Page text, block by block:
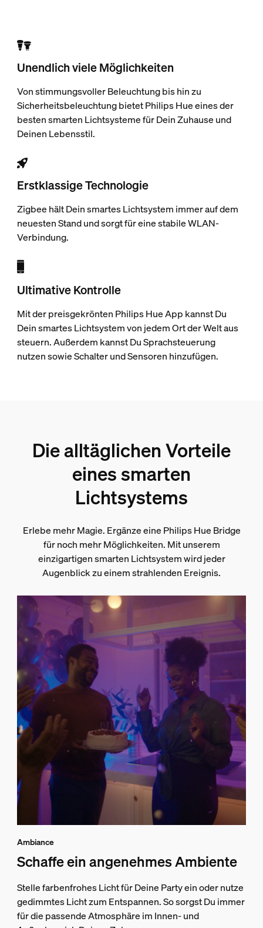
Unendlich viele Möglichkeiten
Von stimmungsvoller Beleuchtung bis hin zu
Sicherheitsbeleuchtung bietet Philips Hue eines der
besten smarten Lichtsysteme für Dein Zuhause und
Deinen Lebensstil.
Erstklassige Technologie
Zigbee hält Dein smartes Lichtsystem immer auf dem
neuesten Stand und sorgt für eine stabile WLAN-
Verbindung.
Ultimative Kontrolle
Mit der preisgekrönten Philips Hue App kannst Du
Dein smartes Lichtsystem von jedem Ort der Welt aus
steuern. Außerdem kannst Du Sprachsteuerung
nutzen sowie Schalter und Sensoren hinzufügen.
Die alltäglichen Vorteile
eines smarten
Lichtsystems
Erlebe mehr Magie. Ergänze eine Philips Hue Bridge
für noch mehr Möglichkeiten. Mit unserem
einzigartigen smarten Lichtsystem wird jeder
Augenblick zu einem strahlenden Ereignis.
Ambiance
Schaffe ein angenehmes Ambiente
Stelle farbenfrohes Licht für Deine Party ein oder nutze
gedimmtes Licht zum Entspannen. So sorgst Du immer
für die passende Atmosphäre im Innen- und